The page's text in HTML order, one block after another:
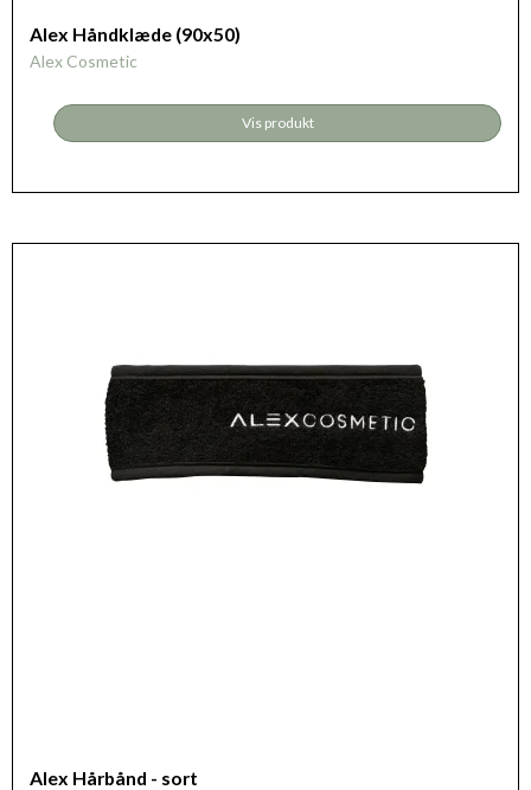
Alex Håndklæde (90x50)
Alex Cosmetic
Vis produkt
Alex Hårbånd - sort